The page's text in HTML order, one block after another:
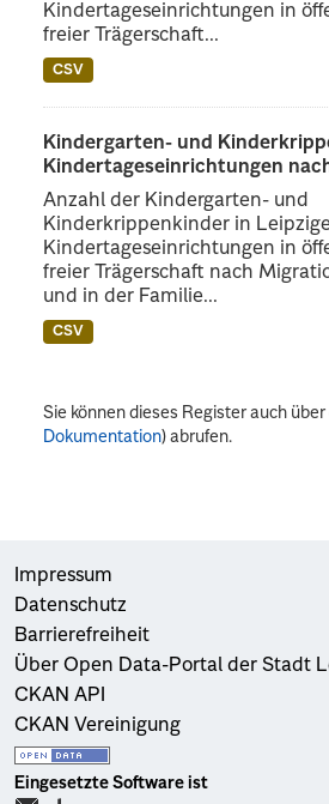
Kindertageseinrichtungen in
freier Trägerschaft...
CSV
Kindergarten- und
Kindertageseinrichtungen
Anzahl der Kindergarten- und
Kinderkrippenkinder in
Kindertageseinrichtungen in
freier Trägerschaft nach
und in der Familie...
CSV
Sie können dieses Register auch
Dokumentation) abrufen.
Impressum
Datenschutz
Barrierefreiheit
Über Open Data-Portal der Stadt
CKAN API
CKAN Vereinigung
Eingesetzte Software ist